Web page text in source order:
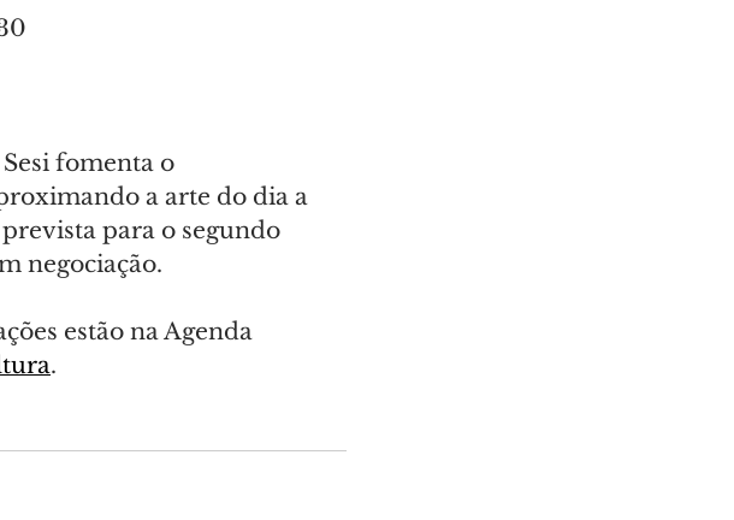
fomenta o
a arte do dia a
para o segundo
negociação.
estão na Agenda
.